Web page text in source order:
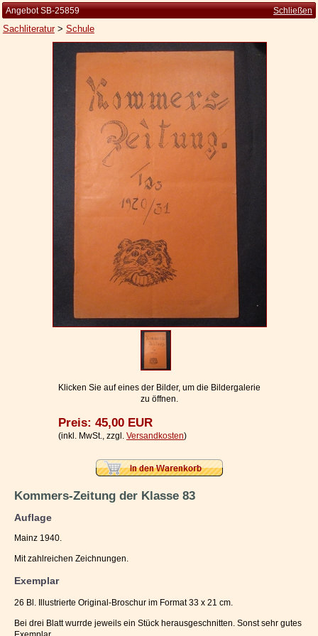
Kleine Kulturgeschichte
Die Brockhaus Auflagen
Die Meyer Auflagen
Zu den Angeboten
Widerrufsbelehrung
Ihr Warenkorb
Angebot SB-25859 Schließen
Sachliteratur> Schule
Klicken Sie auf eines der Bilder, um die Bildergalerie
zu öffnen.
Preis: 45,00 EUR
(inkl. MwSt., zzgl. Versandkosten)
Kommers-Zeitung der Klasse 83
Auflage
Mainz 1940.
Mit zahlreichen Zeichnungen.
Exemplar
26 Bl. Illustrierte Original-Broschur im Format 33 x 21 cm.
Bei drei Blatt wurrde jeweils ein Stück herausgeschnitten. Sonst sehr gutes